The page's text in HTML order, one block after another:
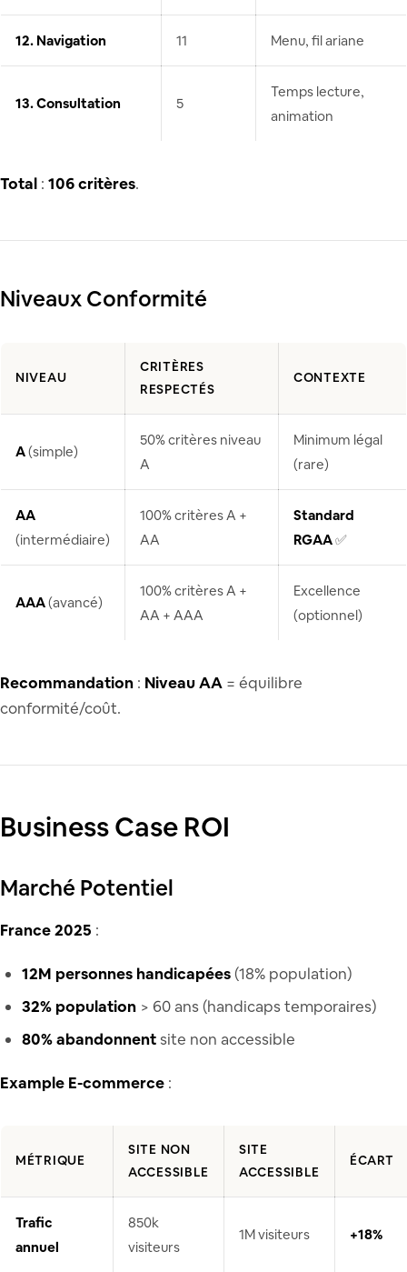
12. Navigation 11 Menu, fil ariane
13. Consultation 5
Temps lecture,
animation
Total : 106 critères.
Niveaux Conformité
NIVEAU
CRITÈRES
RESPECTÉS
CONTEXTE
A(simple)
50% critères niveau
A
Minimum légal
(rare)
AA
(intermédiaire)
100% critères A +
AA
Standard
RGAA✅
AAA(avancé)
100% critères A +
AA + AAA
Excellence
(optionnel)
Recommandation : Niveau AA = équilibre
conformité/coût.
Business Case ROI
Marché Potentiel
France 2025 :
12M personnes handicapées(18% population)
32% population > 60 ans (handicaps temporaires)
80% abandonnent site non accessible
Example E-commerce :
MÉTRIQUE
SITE NON
ACCESSIBLE
SITE
ACCESSIBLE
ÉCART
Trafic
annuel
850k
visiteurs
1M visiteurs +18%